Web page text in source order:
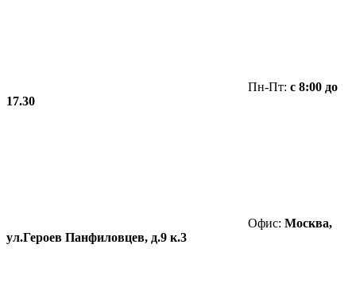
Пн-Пт: с 8:00 до
17.30
Офис: Москва,
ул.Героев Панфиловцев, д.9 к.3